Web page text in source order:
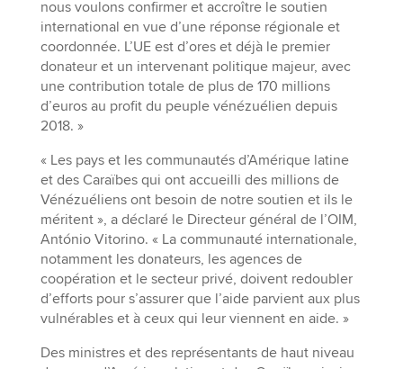
nous voulons confirmer et accroître le soutien
international en vue d’une réponse régionale et
coordonnée. L’UE est d’ores et déjà le premier
donateur et un intervenant politique majeur, avec
une contribution totale de plus de 170 millions
d’euros au profit du peuple vénézuélien depuis
2018. »
« Les pays et les communautés d’Amérique latine
et des Caraïbes qui ont accueilli des millions de
Vénézuéliens ont besoin de notre soutien et ils le
méritent », a déclaré le Directeur général de l’OIM,
António Vitorino. « La communauté internationale,
notamment les donateurs, les agences de
coopération et le secteur privé, doivent redoubler
d’efforts pour s’assurer que l’aide parvient aux plus
vulnérables et à ceux qui leur viennent en aide. »
Des ministres et des représentants de haut niveau